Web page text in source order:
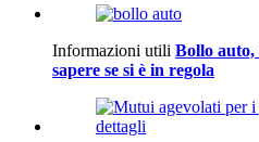
Informazioni utili Bollo
sapere se si è in regola